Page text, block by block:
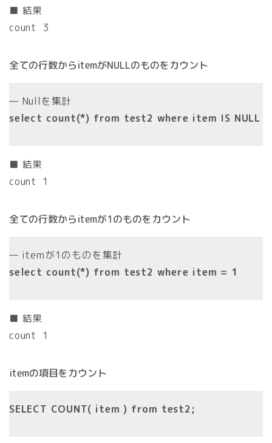
■ 結果
count 3
全ての行数からitemがNULLのものをカウント
— Nullを集計
select count(*) from test2 where item IS NULL
■ 結果
count 1
全ての行数からitemが1のものをカウント
— itemが1のものを集計
select count(*) from test2 where item = 1
■ 結果
count 1
itemの項目をカウント
SELECT COUNT( item ) from test2;